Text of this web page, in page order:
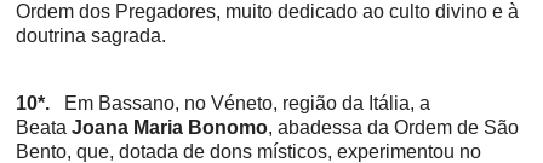
Ordem dos Pregadores, muito dedicado ao culto divino e à
doutrina sagrada.
10*.
Em Bassano, no Véneto, região da Itália, a
Beata Joana Maria Bonomo, abadessa da Ordem de São
Bento, que, dotada de dons místicos, experimentou no